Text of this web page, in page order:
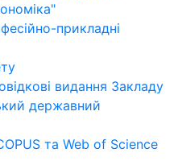
прикладні
видання Закладу
державний
та Web of Science